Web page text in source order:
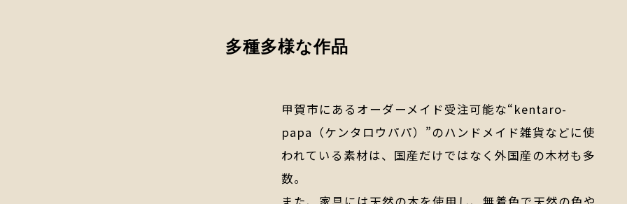
多種多様な作品
甲賀市にあるオーダーメイド受注可能な“kentaro-
papa（ケンタロウパパ）”のハンドメイド雑貨などに使
われている素材は、国産だけではなく外国産の木材も多
数。